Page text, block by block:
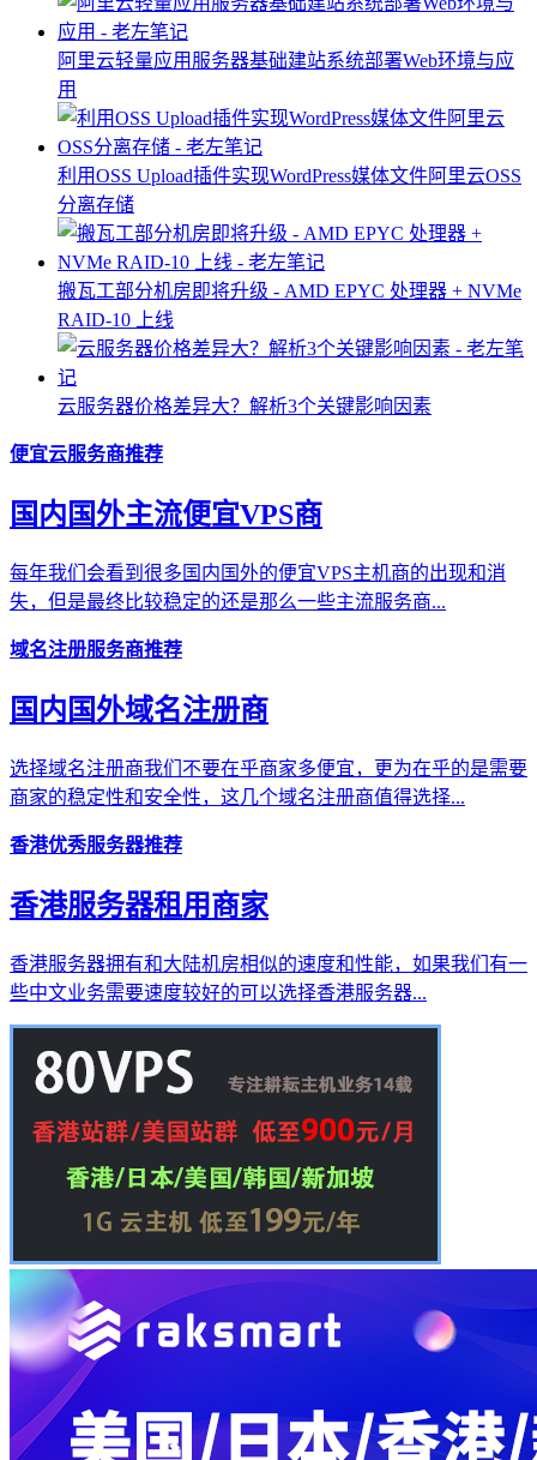
阿里云轻量应用服务器基础建站系统部署Web环境与应
用
利用OSS Upload插件实现WordPress媒体文件阿里云OSS
分离存储
搬瓦工部分机房即将升级 - AMD EPYC 处理器 + NVMe
RAID-10 上线
云服务器价格差异大？解析3个关键影响因素
便宜云服务商推荐
国内国外主流便宜VPS商
每年我们会看到很多国内国外的便宜VPS主机商的出现和消
失，但是最终比较稳定的还是那么一些主流服务商...
域名注册服务商推荐
国内国外域名注册商
选择域名注册商我们不要在乎商家多便宜，更为在乎的是需要
商家的稳定性和安全性，这几个域名注册商值得选择...
香港优秀服务器推荐
香港服务器租用商家
香港服务器拥有和大陆机房相似的速度和性能，如果我们有一
些中文业务需要速度较好的可以选择香港服务器...